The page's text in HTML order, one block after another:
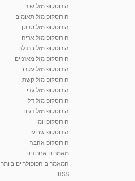
הורוסקופ מזל שור
הורוסקופ מזל תאומים
הורוסקופ מזל סרטן
הורוסקופ מזל אריה
הורוסקופ מזל בתולה
הורוסקופ מזל מאזניים
הורוסקופ מזל עקרב
הורוסקופ מזל קשת
הורוסקופ מזל גדי
הורוסקופ מזל דלי
הורוסקופ מזל דגים
הורוסקופ יומי
הורוסקופ שבועי
הורוסקופ אהבה
מאמרים אחרונים
המאמרים הפופולריים ביותר
RSS